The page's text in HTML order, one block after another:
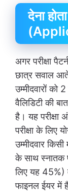
देना
अगर परीक्षा
छात्र सवाल
उम्मीदवारों को
वैलिडिटी की
है। यह परीक्षा
परीक्षा के लिए
उम्मीदवार
के साथ स्नातक
लिए यह 45%)
फाइनल ईयर में